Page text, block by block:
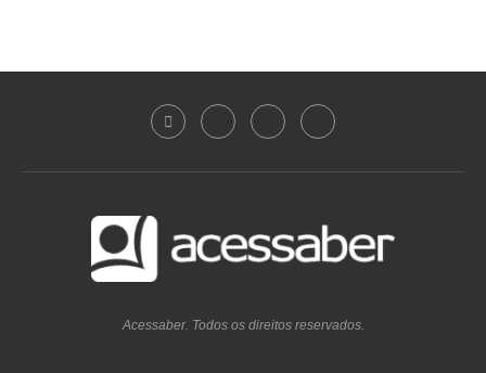
Acessaber. Todos os direitos reservados.